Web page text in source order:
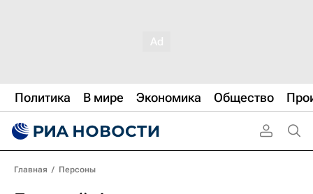
Политика В мире Экономика Общество
Главная / Персоны